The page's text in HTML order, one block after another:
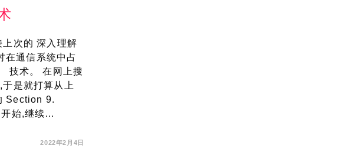
次的 深入理解
在通信系统中占
技术。 在网上搜
是就打算从上
Section 9.
始,继续…
2022年2月4日